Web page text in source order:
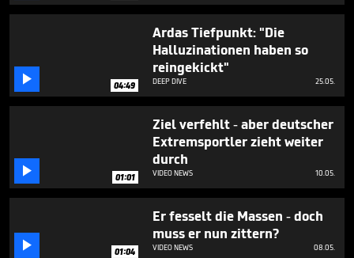
 04:49
Ardas Tiefpunkt: "Die
Halluzinationen haben so
reingekickt"
DEEP DIVE 25.05.
 01:01
Ziel verfehlt - aber deutscher
Extremsportler zieht weiter
durch
VIDEO NEWS 10.05.
 01:04
Er fesselt die Massen - doch
muss er nun zittern?
VIDEO NEWS 08.05.